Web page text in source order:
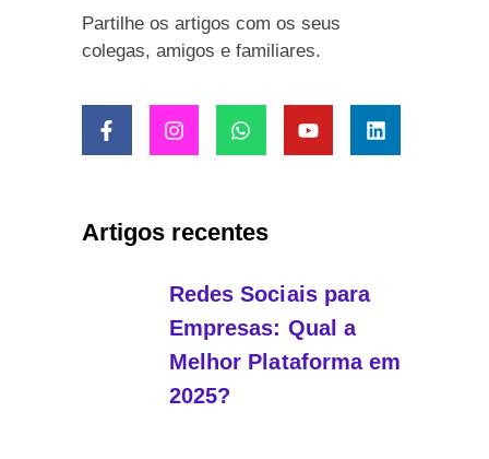
Partilhe os artigos com os seus
colegas, amigos e familiares.
Artigos recentes
Redes Sociais para
Empresas: Qual a
Melhor Plataforma em
2025?